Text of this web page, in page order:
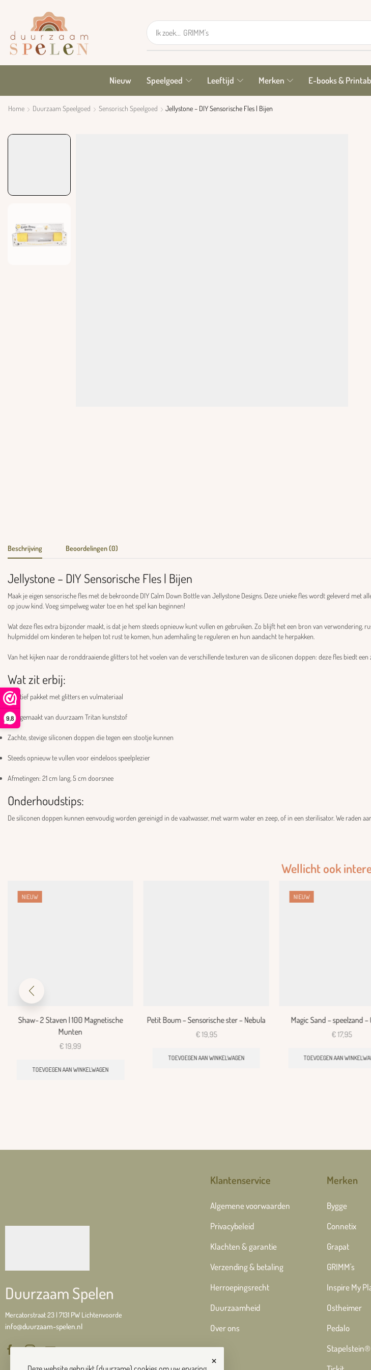
9,8
Ik zoek... GRIMM's
Nieuw Speelgoed Leeftijd Merken E-books &
Home Duurzaam Speelgoed Sensorisch Speelgoed Jellystone – DIY Sensorische Fles | Bijen
Beschrijving Beoordelingen (0)
Jellystone – DIY Sensorische Fles | Bijen
Maak je eigen sensorische fles met de bekroonde DIY Calm Down Bottle van Jellystone Designs. Deze unieke fles wordt geleverd
op jouw kind. Voeg simpelweg water toe en het spel kan beginnen!
Wat deze fles extra bijzonder maakt, is dat je hem steeds opnieuw kunt vullen en gebruiken. Zo blijft het een bron van verwondering,
hulpmiddel om kinderen te helpen tot rust te komen, hun ademhaling te reguleren en hun aandacht te herpakken.
Van het kijken naar de ronddraaiende glitters tot het voelen van de verschillende texturen van de siliconen doppen: deze fles biedt
Wat zit erbij:
Creatief pakket met glitters en vulmateriaal
Fles gemaakt van duurzaam Tritan kunststof
Zachte, stevige siliconen doppen die tegen een stootje kunnen
Steeds opnieuw te vullen voor eindeloos speelplezier
Afmetingen: 21 cm lang, 5 cm doorsnee
Onderhoudstips:
De siliconen doppen kunnen eenvoudig worden gereinigd in de vaatwasser, met warm water en zeep, of in een sterilisator. We raden
Wellicht ook
NIEUW
Shaw- 2 Staven | 100 Magnetische
Munten
€ 19,99
TOEVOEGEN AAN WINKELWAGEN
Petit Boum – Sensorische ster – Nebula
€ 19,95
TOEVOEGEN AAN WINKELWAGEN
NIEUW
Magic Sand – speelzand –
€ 17,95
TOEVOEGEN AAN
Duurzaam Spelen
Mercatorstraat 23 | 7131 PW Lichtenvoorde
info@duurzaam-spelen.nl
Klantenservice
Algemene voorwaarden
Privacybeleid
Klachten & garantie
Verzending & betaling
Herroepingsrecht
Duurzaamheid
Over ons
Merken
Bygge
Connetix
Grapat
GRIMM's
Inspire My
Ostheimer
Pedalo
Stapelstein®
×